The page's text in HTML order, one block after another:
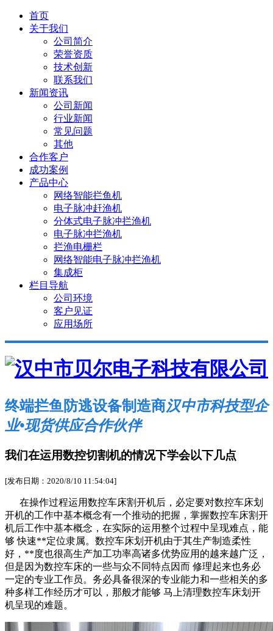
首页
关于我们
公司简介
荣誉资质
技术创新
联系我们
新闻资讯
公司新闻
行业新闻
常见问题
其他
合作客户
成功案例
产品中心
网络智能拦鱼机
电子脉冲赶渔机
分体式电子脉冲拦渔机
电子脉冲拦渔机
拦渔电栅栏
网络智能电子脉冲拦渔机
集成柜
栏目导航
公司环境
客户见证
应用场所
终端拦鱼防逃设备制造商汉中市科技型企
业•现货供应合作伙伴
我们在运用数控切割机的情况下学会以下几点
[发布日期：2020/8/10 11:54:04]
在操作过程运用数控车床割开机后，必定要对数控车床划
开机的工作中基本概念有一个推动的把握，掌握数控车床割开
机后工作中基本概念，在实际的运用整个过程中呈现难点，能
够 快速**定位隶属。数控车床划开机由于其生产制造柔性
好，**度也很高生产加工功率高诸多优势应用的越来越广泛，
但是因为数控车床的一些与众不同特点因而 修理起来也务必
一定的专业工作员。务必具备很深的专业能力和一些相关的多
种多样工作经历才可以，那般才能够 马上清理数控车床划开
机呈现的难题。